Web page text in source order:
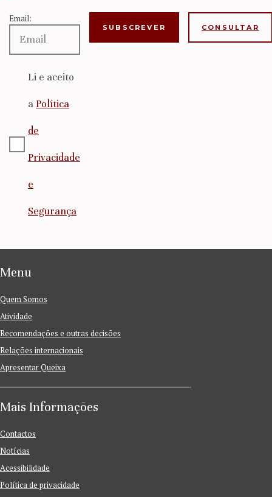
Email:
Li e aceito
a Política
de
Privacidade
e
Segurança
CONSULTAR
Menu
Quem Somos
Atividade
Recomendações e outras decisões
Relações internacionais
Apresentar Queixa
Mais Informações
Contactos
Notícias
Acessibilidade
Política de privacidade